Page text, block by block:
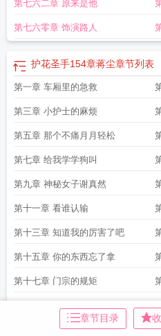
第七六二章 原来是他
第七六零章 饰演路人
护花圣手154章蒋尘章节列表
第一章 车厢里的急救
第三章 小护士的麻烦
第五章 那个不痛月月轻松
第七章 给我学学狗叫
第九章 神秘女子谢真然
第十一章 看谁认输
第十三章 知道我的厉害了吧
第十五章 你的东西忘了拿
第十七章 门宗的规矩
第二十一章 她不在我这里
章节目录